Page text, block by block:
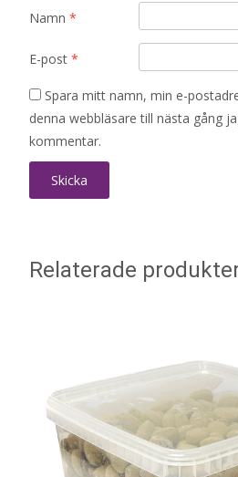
Namn *
E-post *
Spara mitt namn, min e-
denna webbläsare till nästa gång
kommentar.
Relaterade